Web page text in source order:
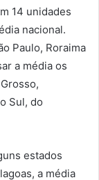
14 unidades
nacional.
Paulo, Roraima
a média os
Sul, do
estados
a média